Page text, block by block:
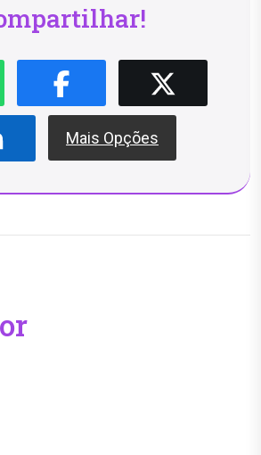
Mais Opções